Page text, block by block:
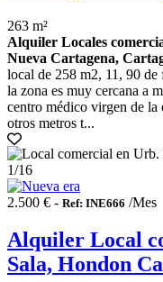
263 m²
Alquiler Locales
Nueva Cartagena,
local de 258 m2, 11, 90 de
la zona es muy cercana a
centro médico virgen de la
otros metros t...
1/16
2.500 € - Ref: INE666 /Mes
Alquiler Local
Sala, Hondon